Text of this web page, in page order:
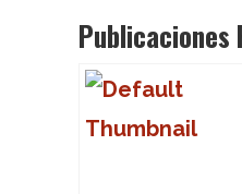
Publicaciones